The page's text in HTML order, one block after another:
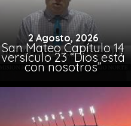
2 Agosto, 2026
San Mateo Capítulo 14
versículo 23 “Dios está
con nosotros”